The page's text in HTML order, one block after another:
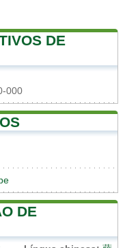
DE
000
DE